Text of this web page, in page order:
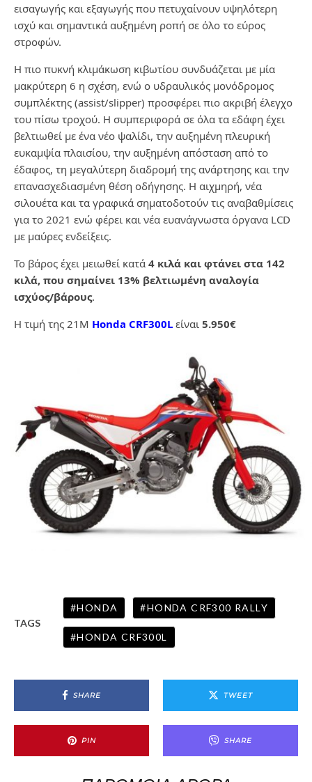
εισαγωγής και εξαγωγής που πετυχαίνουν υψηλότερη
ισχύ και σημαντικά αυξημένη ροπή σε όλο το εύρος
στροφών.
Η πιο πυκνή κλιμάκωση κιβωτίου συνδυάζεται με μία
μακρύτερη 6 η σχέση, ενώ ο υδραυλικός μονόδρομος
συμπλέκτης (assist/slipper) προσφέρει πιο ακριβή έλεγχο
του πίσω τροχού. Η συμπεριφορά σε όλα τα εδάφη έχει
βελτιωθεί με ένα νέο ψαλίδι, την αυξημένη πλευρική
ευκαμψία πλαισίου, την αυξημένη απόσταση από το
έδαφος, τη μεγαλύτερη διαδρομή της ανάρτησης και την
επανασχεδιασμένη θέση οδήγησης. Η αιχμηρή, νέα
σιλουέτα και τα γραφικά σηματοδοτούν τις αναβαθμίσεις
για το 2021 ενώ φέρει και νέα ευανάγνωστα όργανα LCD
με μαύρες ενδείξεις.
Το βάρος έχει μειωθεί κατά 4 κιλά και φτάνει στα 142
κιλά, που σημαίνει 13% βελτιωμένη αναλογία
ισχύος/βάρους.
H τιμή της 21M Honda CRF300L είναι 5.950€
TAGS
HONDA HONDA CRF300 RALLY
HONDA CRF300L
SHARE TWEET
PIN SHARE